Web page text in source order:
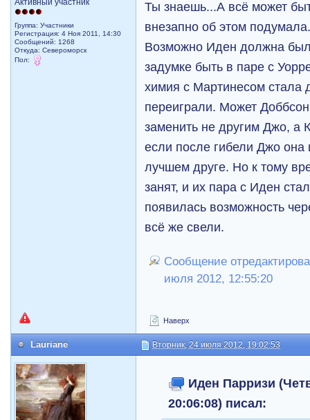
Активный участник
Группа: Участники
Регистрация: 4 Ноя 2011, 14:30
Сообщений: 1268
Откуда: Североморск
Пол:
Ты знаешь...А всё может
внезапно об этом
Возможно Иден должна
задумке быть в паре с
химия с Мартинесом стала
переиграли. Может
заменить не другим Джо, а
если после гибели Джо
лучшем друге. Но к тому
занят, и их пара с Иден
появилась возможность
всё же свели.
Сообщение
июля 2012, 12:55:20
Наверх
Lauriane Вторник, 24 июля 2012, 19:02:53
Иден Парризи
20:06:08) писал: